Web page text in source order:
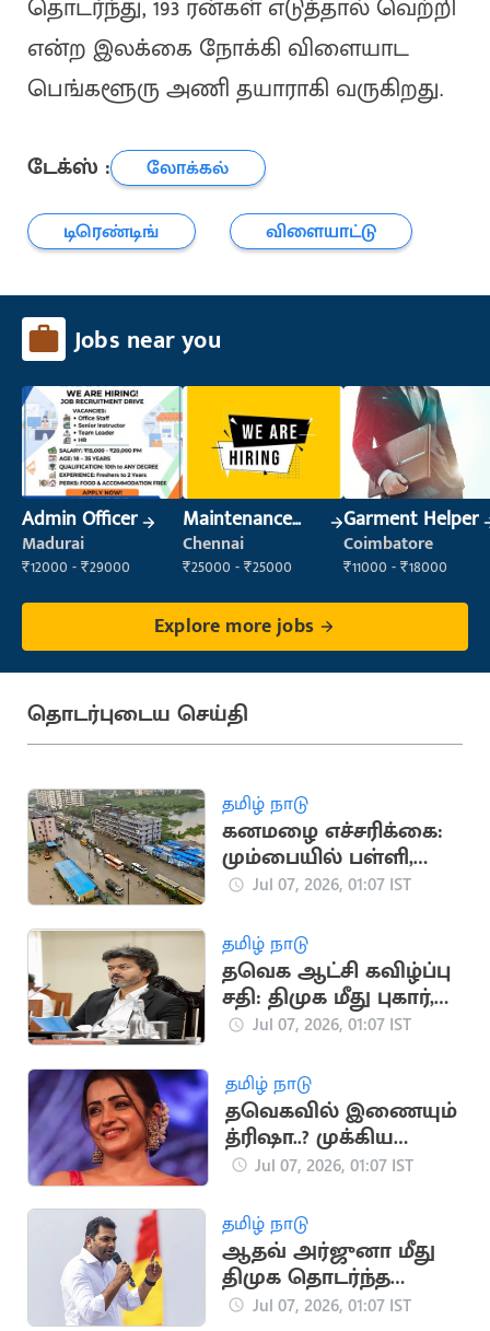
தொடர்ந்து, 193 ரன்கள் எடுத்தால் வெற்றி
என்ற இலக்கை நோக்கி விளையாட
பெங்களூரு அணி தயாராகி வருகிறது.
டேக்ஸ் :
லோக்கல்
டிரெண்டிங்
விளையாட்டு
Jobs near you
Admin Officer
Madurai
₹12000 - ₹29000
Maintenance
Engineer
(Maintenance)
Chennai
₹25000 - ₹25000
Garment Helper
Coimbatore
₹11000 - ₹18000
Explore more jobs
தொடர்புடைய செய்தி
தமிழ் நாடு
கனமழை எச்சரிக்கை:
மும்பையில் பள்ளி,
கல்லூரிகளுக்கு
Jul 07, 2026, 01:07 IST
தமிழ் நாடு
தவெக ஆட்சி கவிழ்ப்பு
சதி: திமுக மீது புகார்,
தீவிரமடையும்
Jul 07, 2026, 01:07 IST
தமிழ் நாடு
தவெகவில் இணையும்
த்ரிஷா..? முக்கிய
பொறுப்பு
Jul 07, 2026, 01:07 IST
தமிழ் நாடு
ஆதவ் அர்ஜுனா மீது
திமுக தொடர்ந்த
வழக்கு இன்று
Jul 07, 2026, 01:07 IST